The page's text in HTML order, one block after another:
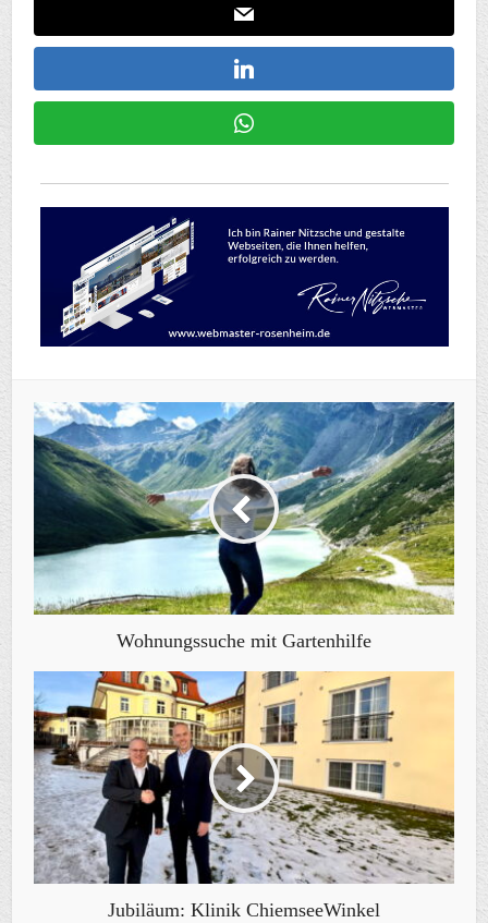
Wohnungssuche mit Gartenhilfe
Jubiläum: Klinik ChiemseeWinkel